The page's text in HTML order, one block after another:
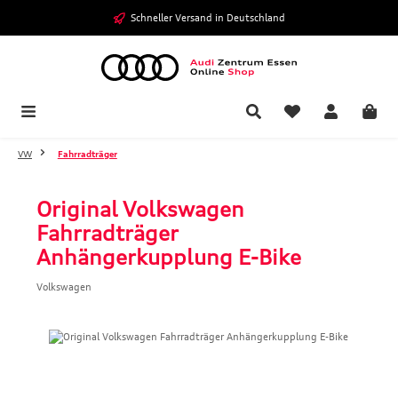
Zum Hauptinhalt springen Schneller Versand in Deutschland
VW Fahrradträger
Original Volkswagen
Fahrradträger
Anhängerkupplung E-Bike
Volkswagen
Bildergalerie überspringen